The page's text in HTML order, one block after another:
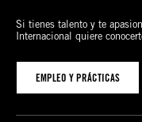
Si tienes talento y te
Internacional quiere
EMPLEO Y PRÁCTICAS